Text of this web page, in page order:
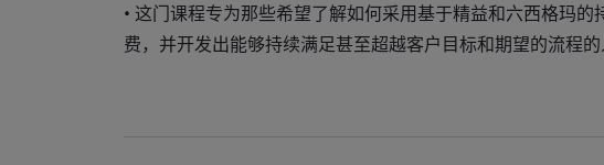
• 这门课程专为那些希望了解如何采用基于精益和六西格玛
费，并开发出能够持续满足甚至超越客户目标和期望的流程的